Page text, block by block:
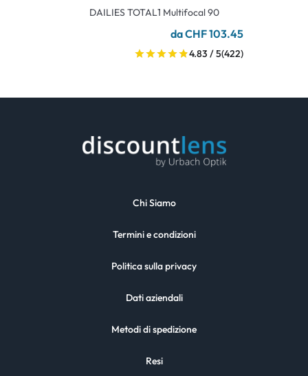
DAILIES TOTAL1 Multifocal 90
da CHF 103.45
4.83 / 5(422)
Chi Siamo
Termini e condizioni
Politica sulla privacy
Dati aziendali
Metodi di spedizione
Resi